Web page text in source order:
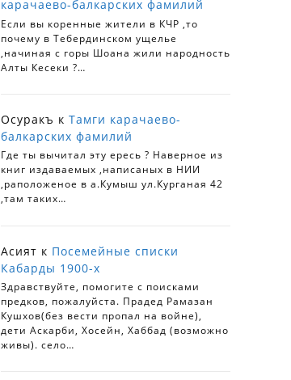
карачаево-балкарских фамилий
Если вы коренные жители в КЧР ,то
почему в Тебердинском ущелье
,начиная с горы Шоана жили народность
Алты Кесеки ?…
Осуракъ к Тамги карачаево-
балкарских фамилий
Где ты вычитал эту ересь ? Наверное из
книг издаваемых ,написаных в НИИ
,раположеное в а.Кумыш ул.Курганая 42
,там таких…
Асият к Посемейные списки
Кабарды 1900-х
Здравствуйте, помогите с поисками
предков, пожалуйста. Прадед Рамазан
Кушхов(без вести пропал на войне),
дети Аскарби, Хосейн, Хаббад (возможно
живы). село…